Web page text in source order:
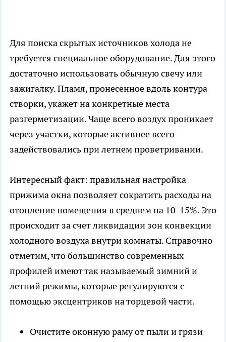
Для поиска скрытых источников холода не
требуется специальное оборудование. Для этого
достаточно использовать обычную свечу или
зажигалку. Пламя, пронесенное вдоль контура
створки, укажет на конкретные места
разгерметизации. Чаще всего воздух проникает
через участки, которые активнее всего
задействовались при летнем проветривании.
Интересный факт: правильная настройка
прижима окна позволяет сократить расходы на
отопление помещения в среднем на 10-15%. Это
происходит за счет ликвидации зон конвекции
холодного воздуха внутри комнаты. Справочно
отметим, что большинство современных
профилей имеют так называемый зимний и
летний режимы, которые регулируются с
помощью эксцентриков на торцевой части.
Очистите оконную раму от пыли и грязи